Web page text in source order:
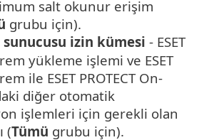
salt okunur erişim
grubu için).
sunucusu izin kümesi - ESET
yükleme işlemi ve ESET
ile ESET PROTECT On-
diğer otomatik
işlemleri için gerekli olan
(Tümü grubu için).